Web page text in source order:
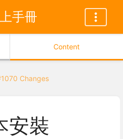
手冊
Content
Changes
安裝